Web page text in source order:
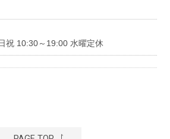
祝 10:30～19:00 水曜定休